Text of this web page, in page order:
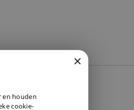
×
en houden
cookie-